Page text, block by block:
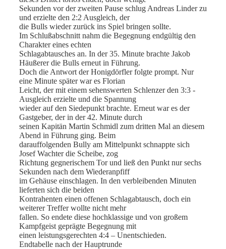
Sekunden vor der zweiten Pause schlug Andreas Linder zu
und erzielte den 2:2 Ausgleich, der
die Bulls wieder zurück ins Spiel bringen sollte.
Im Schlußabschnitt nahm die Begegnung endgültig den
Charakter eines echten
Schlagabtausches an. In der 35. Minute brachte Jakob
Häußerer die Bulls erneut in Führung.
Doch die Antwort der Honigdörfler folgte prompt. Nur
eine Minute später war es Florian
Leicht, der mit einem sehenswerten Schlenzer den 3:3 -
Ausgleich erzielte und die Spannung
wieder auf den Siedepunkt brachte. Erneut war es der
Gastgeber, der in der 42. Minute durch
seinen Kapitän Martin Schmidl zum dritten Mal an diesem
Abend in Führung ging. Beim
darauffolgenden Bully am Mittelpunkt schnappte sich
Josef Wachter die Scheibe, zog
Richtung gegnerischem Tor und ließ den Punkt nur sechs
Sekunden nach dem Wiederanpfiff
im Gehäuse einschlagen. In den verbleibenden Minuten
lieferten sich die beiden
Kontrahenten einen offenen Schlagabtausch, doch ein
weiterer Treffer wollte nicht mehr
fallen. So endete diese hochklassige und von großem
Kampfgeist geprägte Begegnung mit
einen leistungsgerechten 4:4 – Unentschieden.
Endtabelle nach der Hauptrunde